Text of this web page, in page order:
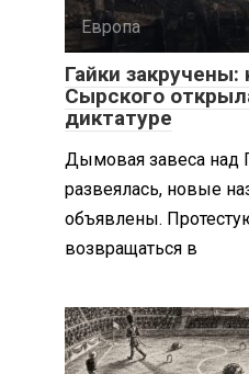
Европа
Гайки закручены:
Сырского
диктатуре
Дымовая завеса над
развеялась, новые
объявлены.
возвращаться в